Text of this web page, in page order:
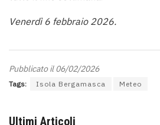
Venerdì 6 febbraio 2026.
Pubblicato il 06/02/2026
Tags: Isola Bergamasca Meteo
Ultimi Articoli